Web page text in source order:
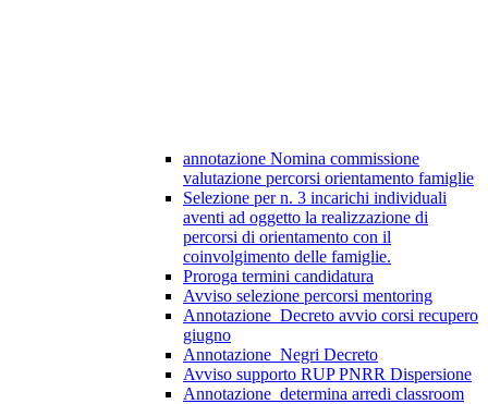
annotazione Nomina commissione
valutazione percorsi orientamento famiglie
Selezione per n. 3 incarichi individuali
aventi ad oggetto la realizzazione di
percorsi di orientamento con il
coinvolgimento delle famiglie.
Proroga termini candidatura
Avviso selezione percorsi mentoring
Annotazione_Decreto avvio corsi recupero
giugno
Annotazione_Negri Decreto
Avviso supporto RUP PNRR Dispersione
Annotazione_determina arredi classroom